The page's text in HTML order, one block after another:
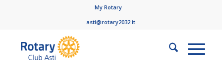
My Rotary
asti@rotary2032.it